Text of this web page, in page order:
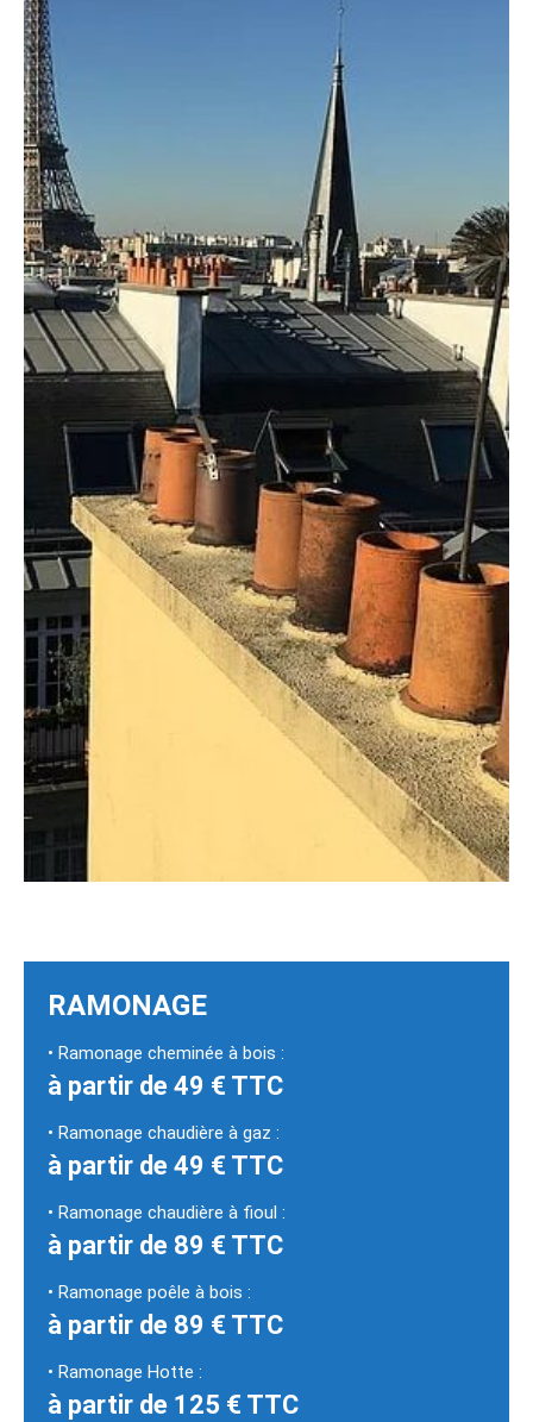
RAMONAGE
• Ramonage cheminée à bois :
à partir de 49 € TTC
• Ramonage chaudière à gaz :
à partir de 49 € TTC
• Ramonage chaudière à fioul :
à partir de 89 € TTC
• Ramonage poêle à bois :
à partir de 89 € TTC
• Ramonage Hotte :
à partir de 125 € TTC